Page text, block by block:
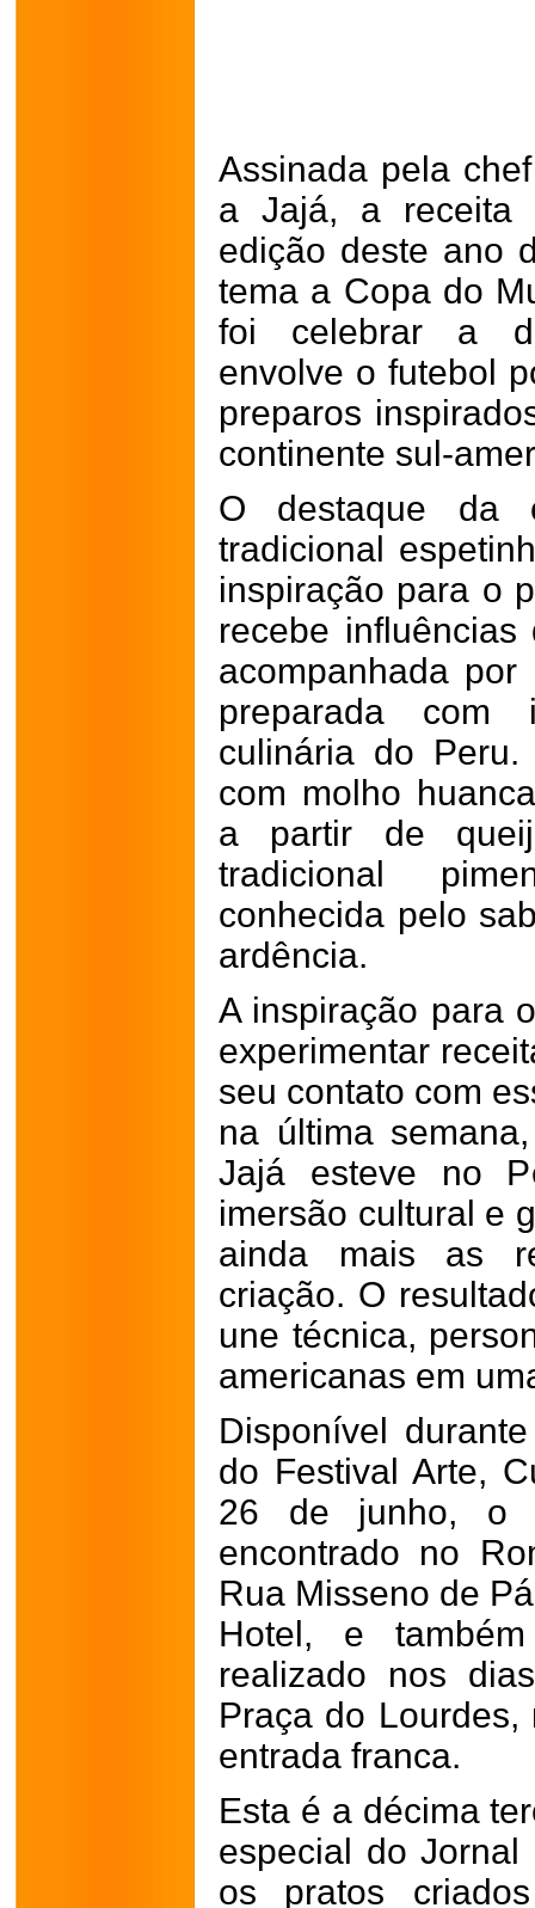
Assinada pela
a Jajá, a receita
edição deste ano
tema a Copa do
foi celebrar a
envolve o futebol
preparos
continente sul-
O destaque da
tradicional
inspiração para o
recebe
acompanhada
preparada com
culinária do
com molho
a partir de
tradicional
conhecida pelo
ardência.
A inspiração para
experimentar
seu contato com
na última
Jajá esteve no
imersão cultural e
ainda mais as
criação. O
une técnica,
americanas em
Disponível
do Festival Arte,
26 de junho, o
encontrado no
Rua Misseno de
Hotel, e
realizado nos
Praça do
entrada franca.
Esta é a décima
especial do
os pratos